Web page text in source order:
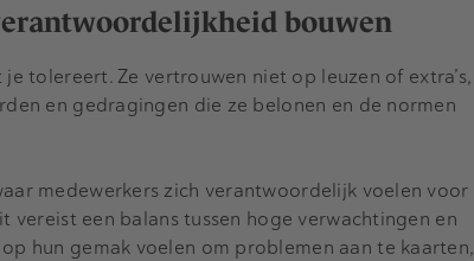
bouwen
tolereert. Ze vertrouwen niet op leuzen of extra’s,
en gedragingen die ze belonen en de normen
medewerkers zich verantwoordelijk voelen voor
een balans tussen hoge verwachtingen en
hun gemak voelen om problemen aan te kaarten,